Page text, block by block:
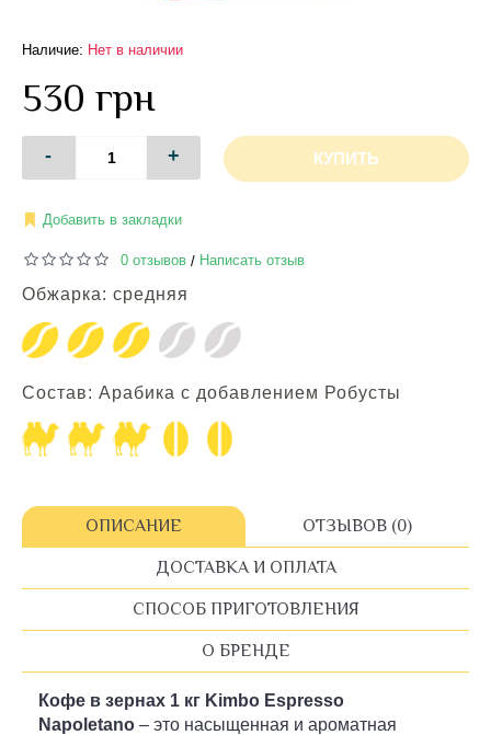
Наличие: Нет в наличии
530 грн
- + КУПИТЬ
Добавить в закладки
0 отзывов / Написать отзыв
Обжарка: средняя
Состав: Арабика с добавлением Робусты
ОПИСАНИЕ ОТЗЫВОВ (0)
ДОСТАВКА И ОПЛАТА
СПОСОБ ПРИГОТОВЛЕНИЯ
О БРЕНДЕ
Кофе в зернах 1 кг Kimbo Espresso
Napoletano – это насыщенная и ароматная